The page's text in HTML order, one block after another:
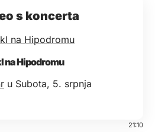
s koncerta
na Hipodromu
na Hipodromu
u Subota, 5. srpnja
21:10